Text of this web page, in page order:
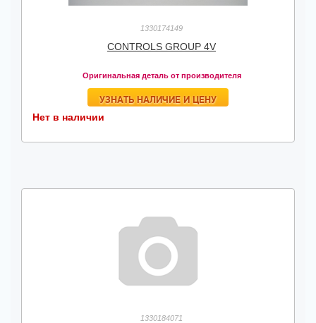
1330174149
CONTROLS GROUP 4V
Оригинальная деталь от производителя
УЗНАТЬ НАЛИЧИЕ И ЦЕНУ
Нет в наличии
1330184071